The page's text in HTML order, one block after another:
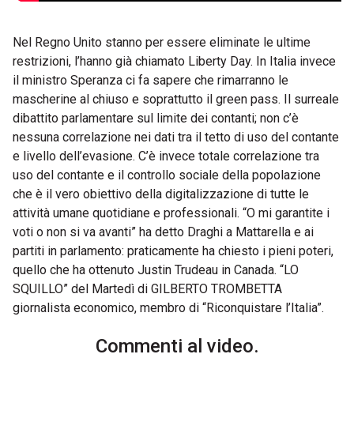
Nel Regno Unito stanno per essere eliminate le ultime
restrizioni, l’hanno già chiamato Liberty Day. In Italia invece
il ministro Speranza ci fa sapere che rimarranno le
mascherine al chiuso e soprattutto il green pass. Il surreale
dibattito parlamentare sul limite dei contanti; non c’è
nessuna correlazione nei dati tra il tetto di uso del contante
e livello dell’evasione. C’è invece totale correlazione tra
uso del contante e il controllo sociale della popolazione
che è il vero obiettivo della digitalizzazione di tutte le
attività umane quotidiane e professionali. “O mi garantite i
voti o non si va avanti” ha detto Draghi a Mattarella e ai
partiti in parlamento: praticamente ha chiesto i pieni poteri,
quello che ha ottenuto Justin Trudeau in Canada. “LO
SQUILLO” del Martedì di GILBERTO TROMBETTA
giornalista economico, membro di “Riconquistare l’Italia”.
Commenti al video.